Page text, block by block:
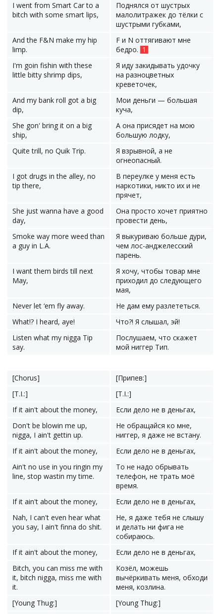
I went from Smart Car to a
bitch with some smart lips,
Поднялся от шустрых
малолитражек до тёлки с
шустрыми губками,
And the F&N make my hip
limp.
F и N оттягивают мне
бедро. 1
I'm goin fishin with these
little bitty shrimp dips,
Я иду закидывать удочку
на разноцветных
креветочек,
And my bank roll got a big
dip,
Мои деньги — большая
куча,
She gon' bring it on a big
ship,
А она присядет на мою
большую лодку,
Quite trill, no Quik Trip.
Я взрывной, а не
огнеопасный.
I got drugs in the alley, no
tip there,
В переулке у меня есть
наркотики, никто их и не
прячет,
She just wanna have a good
day,
Она просто хочет приятно
провести день,
Smoke way more weed than
a guy in L.A.
Я выкуриваю больше дури,
чем лос-анджелесский
парень.
I want them birds till next
May,
Я хочу, чтобы товар мне
приходил до следующего
мая,
Never let ‘em fly away.
Не дам ему разлететься.
What!? I heard, aye!
Что?! Я слышал, эй!
Listen what my nigga Tip
say.
Послушаем, что скажет
мой ниггер Тип.
[Chorus]
[Припев:]
[T.I.:]
[T.I.:]
If it ain't about the money,
Если дело не в деньгах,
Don't be blowin me up,
nigga, I ain't gettin up.
Не обращайся ко мне,
ниггер, я даже не встану.
If it ain't about the money,
Если дело не в деньгах,
Ain't no use in you ringin my
line, stop wastin my time.
То не надо обрывать
телефон, не трать моё
время.
If it ain't about the money,
Если дело не в деньгах,
Nah, I can't even hear what
you say, I ain't finna do shit.
Не, я даже тебя не слышу
и делать ни фига не
собираюсь.
If it ain't about the money,
Если дело не в деньгах,
Bitch, you can miss me with
it, bitch nigga, miss me with
it.
Козёл, можешь
вычёркивать меня, обходи
меня, козлина.
[Young Thug:]
[Young Thug:]